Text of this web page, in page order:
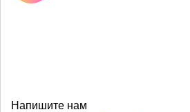
Напишите нам